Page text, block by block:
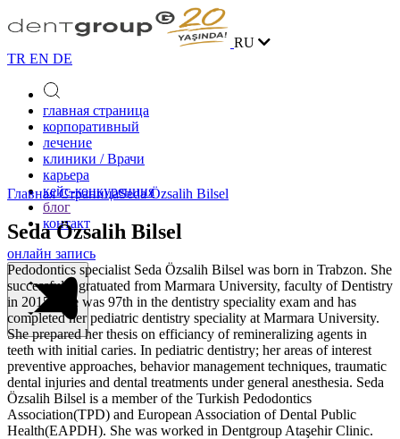
RU
TR EN DE
главная страница
корпоративный
лечение
клиники / Врачи
карьера
кейс-конкуренция
блог
контакт
онлайн запись
Главная СтраницаSeda Özsalih Bilsel
Seda Özsalih Bilsel
Pedodontics specialist Seda Özsalih Bilsel was born in Trabzon. She
successfully gratuated from Marmara University, faculty of Dentistry
in 2015. She was 97th in the dentistry speciality exam and has
completed her pediatric dentistry speciality at Marmara University.
She prepared her thesis on efficiancy of remineralizing agents in
teeth with initial caries. In pediatric dentistry; her areas of interest
preventive approaches, behavior management techniques, traumatic
dental injuries and dental treatments under general anesthesia. Seda
Özsalih Bilsel is a member of the Turkish Pedodontics
Association(TPD) and European Association of Dental Public
Health(EAPDH). She was worked in Dentgroup Ataşehir Clinic.